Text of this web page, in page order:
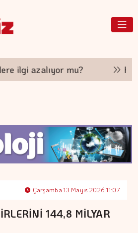
ilgi azalıyor mu?
Çarşamba 13 Mayıs 2026 11:07
144,8 MİLYAR